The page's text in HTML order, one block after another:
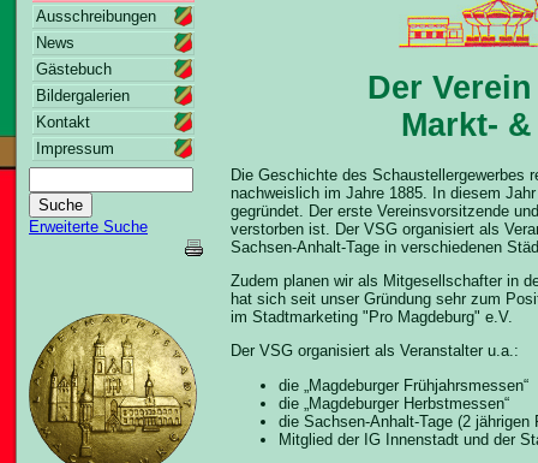
Ausschreibungen
News
Gästebuch
Bildergalerien
Kontakt
Impressum
Erweiterte Suche
Der
Markt-
Die Geschichte des Schaustellergewerbes
nachweislich im Jahre 1885. In diesem
gegründet. Der erste Vereinsvorsitzende
verstorben ist. Der VSG organisiert als
Sachsen-Anhalt-Tage in verschiedenen
Zudem planen wir als Mitgesellschafter in
hat sich seit unser Gründung sehr zum
im Stadtmarketing "Pro Magdeburg" e.V.
Der VSG organisiert als Veranstalter u.a.:
die „Magdeburger Frühjahrsmessen“
die „Magdeburger Herbstmessen“
die Sachsen-Anhalt-Tage (2
Mitglied der IG Innenstadt und der